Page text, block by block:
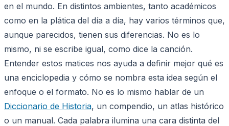
en el mundo. En distintos ambientes, tanto académicos
como en la plática del día a día, hay varios términos que,
aunque parecidos, tienen sus diferencias. No es lo
mismo, ni se escribe igual, como dice la canción.
Entender estos matices nos ayuda a definir mejor qué es
una enciclopedia y cómo se nombra esta idea según el
enfoque o el formato. No es lo mismo hablar de un
Diccionario de Historia, un compendio, un atlas histórico
o un manual. Cada palabra ilumina una cara distinta del